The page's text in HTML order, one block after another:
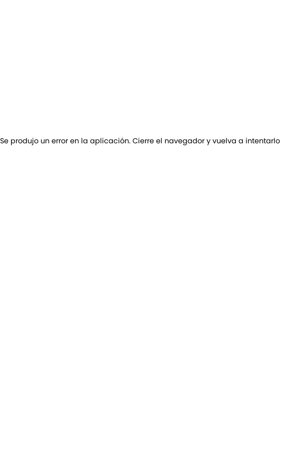
Se produjo un error en la aplicación. Cierre el navegador y vuelva a intentarlo